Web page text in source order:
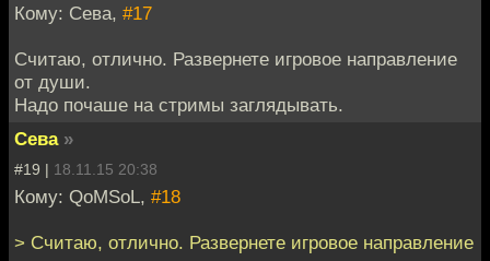
Кому: Сева, #17
Считаю, отлично. Развернете игровое направление
от души.
Надо почаше на стримы заглядывать.
Сева »
#19 | 18.11.15 20:38
Кому: QoMSoL, #18
> Считаю, отлично. Развернете игровое направление